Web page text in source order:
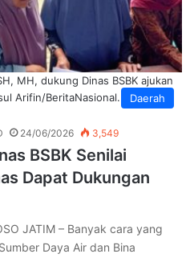
Daerah
MH, dukung Dinas BSBK ajukan
Arifin/BeritaNasional.ID)
24/06/2026 3,549
BSBK Senilai
Dapat Dukungan
JATIM – Banyak cara yang
Daya Air dan Bina